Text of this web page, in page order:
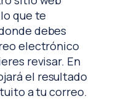
que te
debes
electrónico
revisar. En
el resultado
a tu correo.